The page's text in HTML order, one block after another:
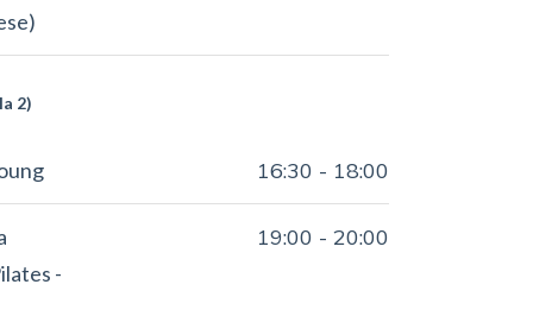
2)
16:30 - 18:00
-
19:00 -20:00